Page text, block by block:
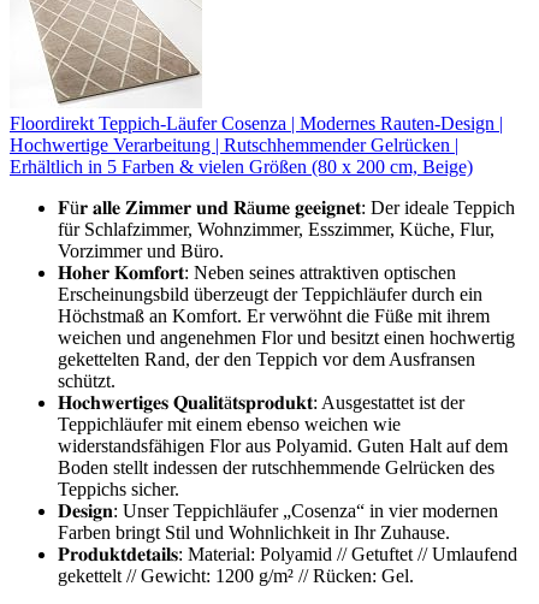
Floordirekt Teppich-Läufer Cosenza | Modernes Rauten-Design |
Hochwertige Verarbeitung | Rutschhemmender Gelrücken |
Erhältlich in 5 Farben & vielen Größen (80 x 200 cm, Beige)
𝐅ü𝐫 𝐚𝐥𝐥𝐞 𝐙𝐢𝐦𝐦𝐞𝐫 𝐮𝐧𝐝 𝐑ä𝐮𝐦𝐞 𝐠𝐞𝐞𝐢𝐠𝐧𝐞𝐭: Der ideale Teppich
für Schlafzimmer, Wohnzimmer, Esszimmer, Küche, Flur,
Vorzimmer und Büro.
𝐇𝐨𝐡𝐞𝐫 𝐊𝐨𝐦𝐟𝐨𝐫𝐭: Neben seines attraktiven optischen
Erscheinungsbild überzeugt der Teppichläufer durch ein
Höchstmaß an Komfort. Er verwöhnt die Füße mit ihrem
weichen und angenehmen Flor und besitzt einen hochwertig
gekettelten Rand, der den Teppich vor dem Ausfransen
schützt.
𝐇𝐨𝐜𝐡𝐰𝐞𝐫𝐭𝐢𝐠𝐞𝐬 𝐐𝐮𝐚𝐥𝐢𝐭ä𝐭𝐬𝐩𝐫𝐨𝐝𝐮𝐤𝐭: Ausgestattet ist der
Teppichläufer mit einem ebenso weichen wie
widerstandsfähigen Flor aus Polyamid. Guten Halt auf dem
Boden stellt indessen der rutschhemmende Gelrücken des
Teppichs sicher.
𝐃𝐞𝐬𝐢𝐠𝐧: Unser Teppichläufer „Cosenza“ in vier modernen
Farben bringt Stil und Wohnlichkeit in Ihr Zuhause.
𝐏𝐫𝐨𝐝𝐮𝐤𝐭𝐝𝐞𝐭𝐚𝐢𝐥𝐬: Material: Polyamid // Getuftet // Umlaufend
gekettelt // Gewicht: 1200 g/m² // Rücken: Gel.